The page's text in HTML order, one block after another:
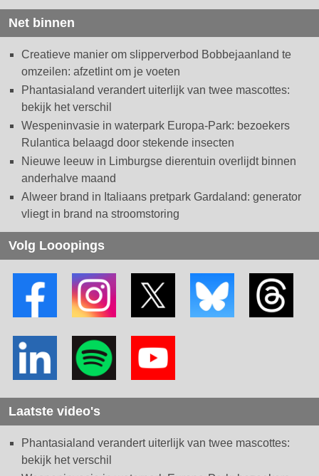
Net binnen
Creatieve manier om slipperverbod Bobbejaanland te
omzeilen: afzetlint om je voeten
Phantasialand verandert uiterlijk van twee mascottes:
bekijk het verschil
Wespeninvasie in waterpark Europa-Park: bezoekers
Rulantica belaagd door stekende insecten
Nieuwe leeuw in Limburgse dierentuin overlijdt binnen
anderhalve maand
Alweer brand in Italiaans pretpark Gardaland: generator
vliegt in brand na stroomstoring
Volg Looopings
Laatste video's
Phantasialand verandert uiterlijk van twee mascottes:
bekijk het verschil